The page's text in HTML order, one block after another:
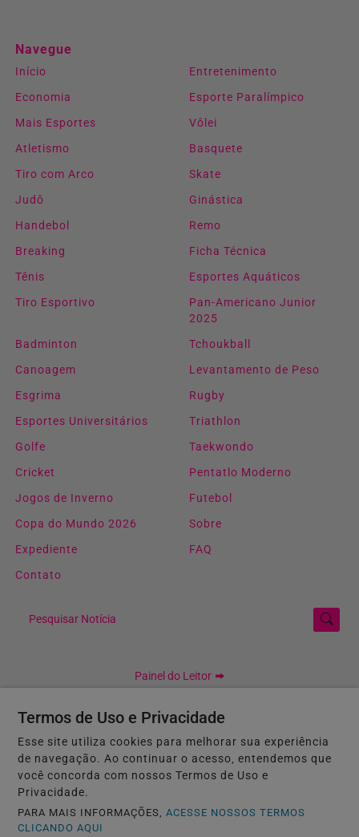
Navegue
Início
Entretenimento
Economia
Esporte Paralímpico
Mais Esportes
Vôlei
Atletismo
Basquete
Tiro com Arco
Skate
Judô
Ginástica
Handebol
Remo
Breaking
Ficha Técnica
Tênis
Esportes Aquáticos
Tiro Esportivo
Pan-Americano Junior
2025
Badminton
Tchoukball
Canoagem
Levantamento de Peso
Esgrima
Rugby
Esportes Universitários
Triathlon
Golfe
Taekwondo
Cricket
Pentatlo Moderno
Jogos de Inverno
Futebol
Copa do Mundo 2026
Sobre
Expediente
FAQ
Contato
Pesquisar Notícia
Painel do Leitor
Central Esportiva - Todos os direitos reservados.
Termos de Uso e Privacidade
Termos de Uso e Privacidade
Esse site utiliza cookies para melhorar sua experiência
de navegação. Ao continuar o acesso, entendemos que
você concorda com nossos Termos de Uso e
Privacidade.
PARA MAIS INFORMAÇÕES,ACESSE NOSSOS TERMOS
CLICANDO AQUI